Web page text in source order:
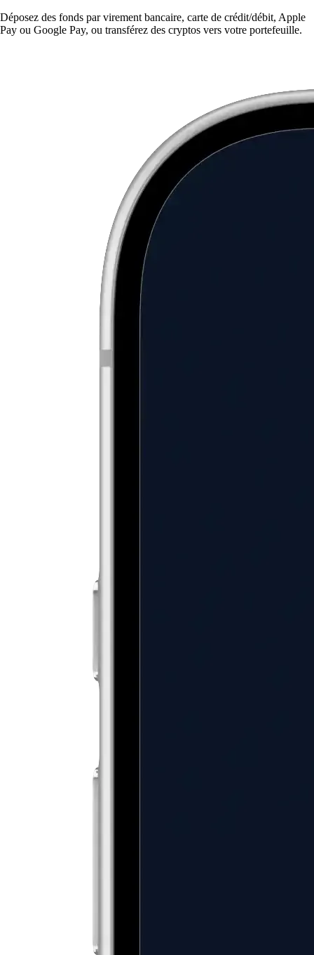
Déposez des fonds par virement bancaire, carte de crédit/débit, Apple
Pay ou Google Pay, ou transférez des cryptos vers votre portefeuille.